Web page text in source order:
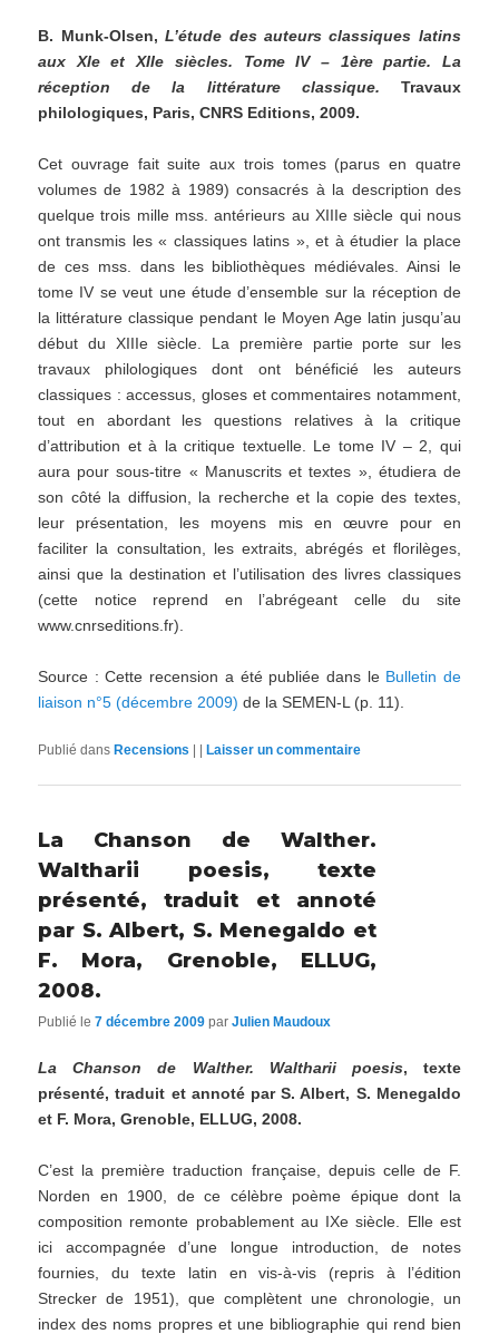
B. Munk-Olsen,L’étude des auteurs classiques latins
aux XIe et XIIe siècles. Tome IV – 1ère partie. La
réception de la littérature classique. Travaux
philologiques, Paris, CNRS Editions, 2009.
Cet ouvrage fait suite aux trois tomes (parus en quatre
volumes de 1982 à 1989) consacrés à la description des
quelque trois mille mss. antérieurs au XIIIe siècle qui nous
ont transmis les « classiques latins », et à étudier la place
de ces mss. dans les bibliothèques médiévales. Ainsi le
tome IV se veut une étude d’ensemble sur la réception de
la littérature classique pendant le Moyen Age latin jusqu’au
début du XIIIe siècle. La première partie porte sur les
travaux philologiques dont ont bénéficié les auteurs
classiques : accessus, gloses et commentaires notamment,
tout en abordant les questions relatives à la critique
d’attribution et à la critique textuelle. Le tome IV – 2, qui
aura pour sous-titre « Manuscrits et textes », étudiera de
son côté la diffusion, la recherche et la copie des textes,
leur présentation, les moyens mis en œuvre pour en
faciliter la consultation, les extraits, abrégés et florilèges,
ainsi que la destination et l’utilisation des livres classiques
(cette notice reprend en l’abrégeant celle du site
www.cnrseditions.fr).
Source : Cette recension a été publiée dans le Bulletin de
liaison n°5 (décembre 2009) de la SEMEN-L (p. 11).
Publié dans Recensions Laisser un commentaire
La Chanson de Walther.
Waltharii poesis, texte
présenté, traduit et annoté
par S. Albert, S. Menegaldo et
F. Mora, Grenoble, ELLUG,
2008.
Publié le7 décembre 2009 parJulien Maudoux
La Chanson de Walther. Waltharii poesis, texte
présenté, traduit et annoté par S. Albert, S. Menegaldo
et F. Mora, Grenoble, ELLUG, 2008.
C’est la première traduction française, depuis celle de F.
Norden en 1900, de ce célèbre poème épique dont la
composition remonte probablement au IXe siècle. Elle est
ici accompagnée d’une longue introduction, de notes
fournies, du texte latin en vis-à-vis (repris à l’édition
Strecker de 1951), que complètent une chronologie, un
index des noms propres et une bibliographie qui rend bien